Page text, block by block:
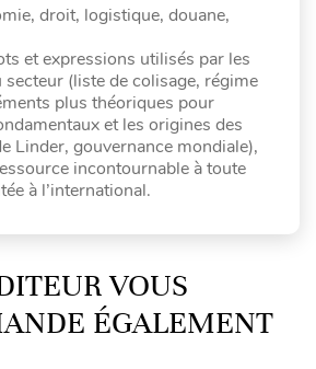
droit, logistique, douane,
et expressions utilisés par les
(liste de colisage, régime
plus théoriques pour
et les origines des
Linder, gouvernance mondiale),
incontournable à toute
à l’international.
VOUS
ÉGALEMENT